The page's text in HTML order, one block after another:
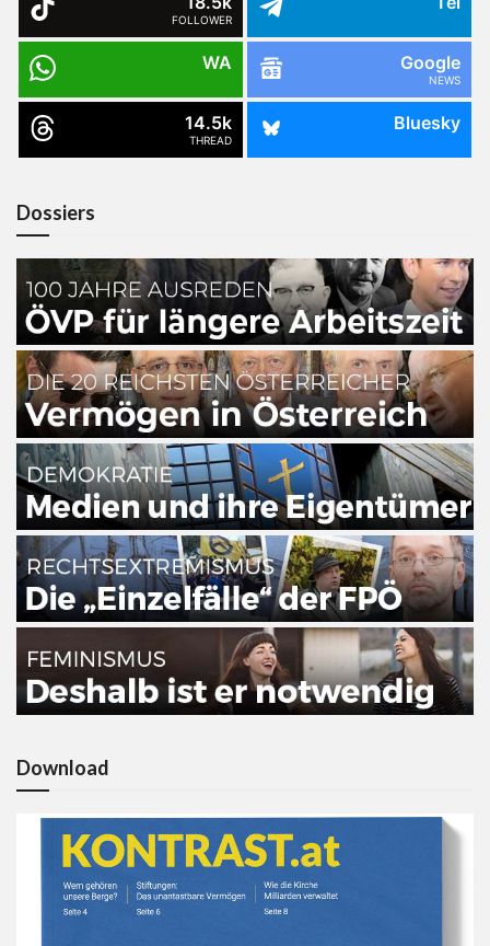
FOLLOWER
WA Google
NEWS
14.5k
THREAD
Bluesky
Dossiers
Download